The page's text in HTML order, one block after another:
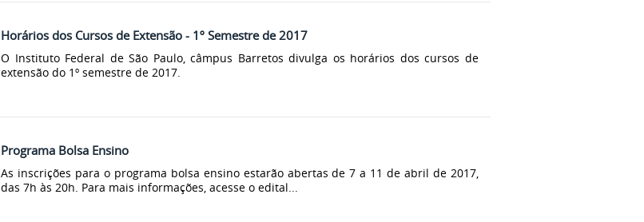
Horários dos Cursos de Extensão - 1º Semestre de 2017
O Instituto Federal de São Paulo, câmpus Barretos divulga os horários dos cursos de
extensão do 1º semestre de 2017.
Programa Bolsa Ensino
As inscrições para o programa bolsa ensino estarão abertas de 7 a 11 de abril de 2017,
das 7h às 20h. Para mais informações, acesse o edital...